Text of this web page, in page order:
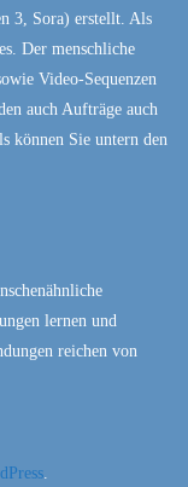
3, Sora) erstellt. Als
Der menschliche
Video-Sequenzen
auch Aufträge auch
können Sie untern den
lernen und
reichen von
.